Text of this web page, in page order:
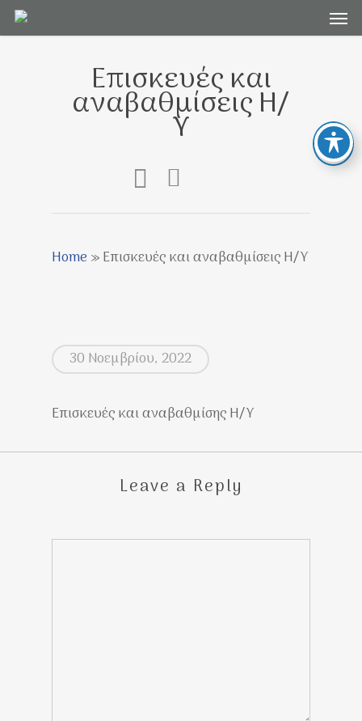
Skip
to
Επισκευές και
αναβαθμίσεις Η/
Υ
Home »Επισκευές και αναβαθμίσεις Η/Υ
30 Νοεμβρίου, 2022
Επισκευές και αναβαθμίσης Η/Υ
Leave a Reply